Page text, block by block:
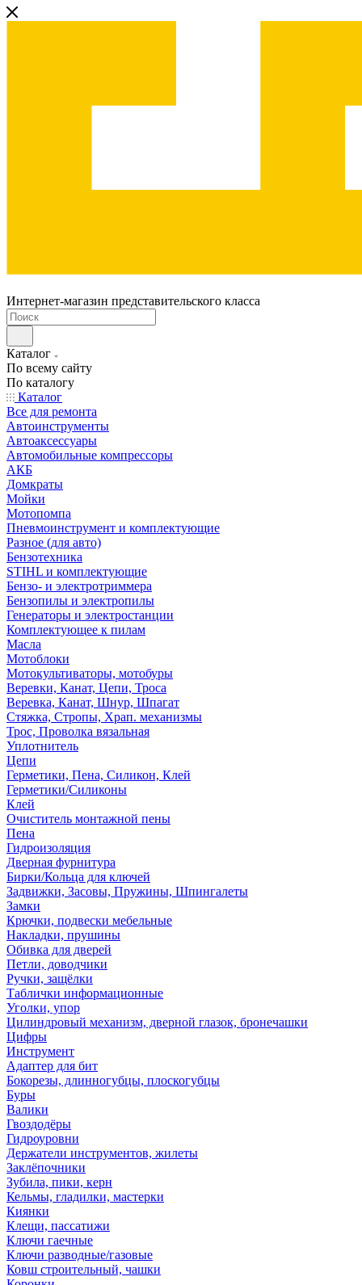
Интернет-магазин представительского класса
Каталог
По всему сайту
По каталогу
Каталог
Все для ремонта
Автоинструменты
Автоаксессуары
Автомобильные компрессоры
АКБ
Домкраты
Мойки
Мотопомпа
Пневмоинструмент и комплектующие
Разное (для авто)
Бензотехника
STIHL и комплектующие
Бензо- и электротриммера
Бензопилы и электропилы
Генераторы и электростанции
Комплектующее к пилам
Масла
Мотоблоки
Мотокультиваторы, мотобуры
Веревки, Канат, Цепи, Троса
Веревка, Канат, Шнур, Шпагат
Стяжка, Стропы, Храп. механизмы
Трос, Проволка вязальная
Уплотнитель
Цепи
Герметики, Пена, Силикон, Клей
Герметики/Силиконы
Клей
Очиститель монтажной пены
Пена
Гидроизоляция
Дверная фурнитура
Бирки/Кольца для ключей
Задвижки, Засовы, Пружины, Шпингалеты
Замки
Крючки, подвески мебельные
Накладки, прушины
Обивка для дверей
Петли, доводчики
Ручки, защёлки
Таблички информационные
Уголки, упор
Цилиндровый механизм, дверной глазок, бронечашки
Цифры
Инструмент
Адаптер для бит
Бокорезы, длинногубцы, плоскогубцы
Буры
Валики
Гвоздодёры
Гидроуровни
Держатели инструментов, жилеты
Заклёпочники
Зубила, пики, керн
Кельмы, гладилки, мастерки
Киянки
Клещи, пассатижи
Ключи гаечные
Ключи разводные/газовые
Ковш строительный, чашки